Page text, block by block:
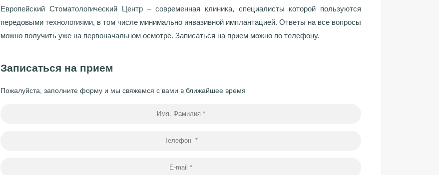
Европейский Стоматологический Центр – современная клиника, специалисты которой пользуются
передовыми технологиями, в том числе минимально инвазивной имплантацией. Ответы на все вопросы
можно получить уже на первоначальном осмотре. Записаться на прием можно по телефону.
Записаться на прием
Пожалуйста, заполните форму и мы свяжемся с вами в ближайшее время